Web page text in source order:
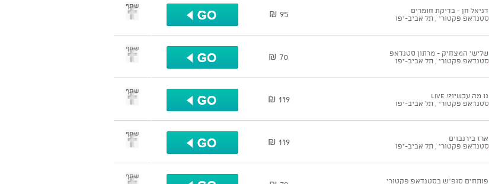
דניאל חן - בדיקת חומרים
סטנדאפ פקטורי , תל אביב-יפו 95 ₪
שתף
שלישי המצחיק - מרתון סטנדאפ
סטנדאפ פקטורי , תל אביב-יפו 70 ₪
שתף
נו מה עכשיו?! Live
סטנדאפ פקטורי , תל אביב-יפו 119 ₪
שתף
ארז בירנבוים
סטנדאפ פקטורי , תל אביב-יפו 119 ₪
שתף
פותחים סופ"ש בסטנדאפ פקטורי
שתף